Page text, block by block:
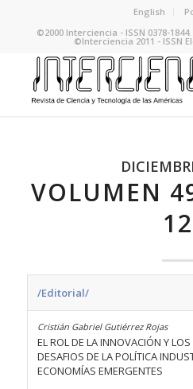
English
©2000 Interciencia - ISSN 0378-
©Interciencia 2011 - ISSN
VOLUMEN
12
/Editorial/
Cristián Gabriel Gutiérrez Rojas
EL ROL DE LA INNOVACIÓN Y
DESAFIOS DE LA POLÍTICA
ECONOMÍAS EMERGENTES